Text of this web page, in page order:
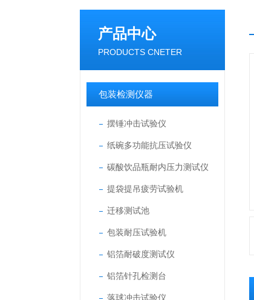
产品中心
PRODUCTS CNETER
包装检测仪器
摆锤冲击试验仪
纸碗多功能抗压试验仪
碳酸饮品瓶耐内压力测试仪
提袋提吊疲劳试验机
迁移测试池
包装耐压试验机
铝箔耐破度测试仪
铝箔针孔检测台
落球冲击试验仪